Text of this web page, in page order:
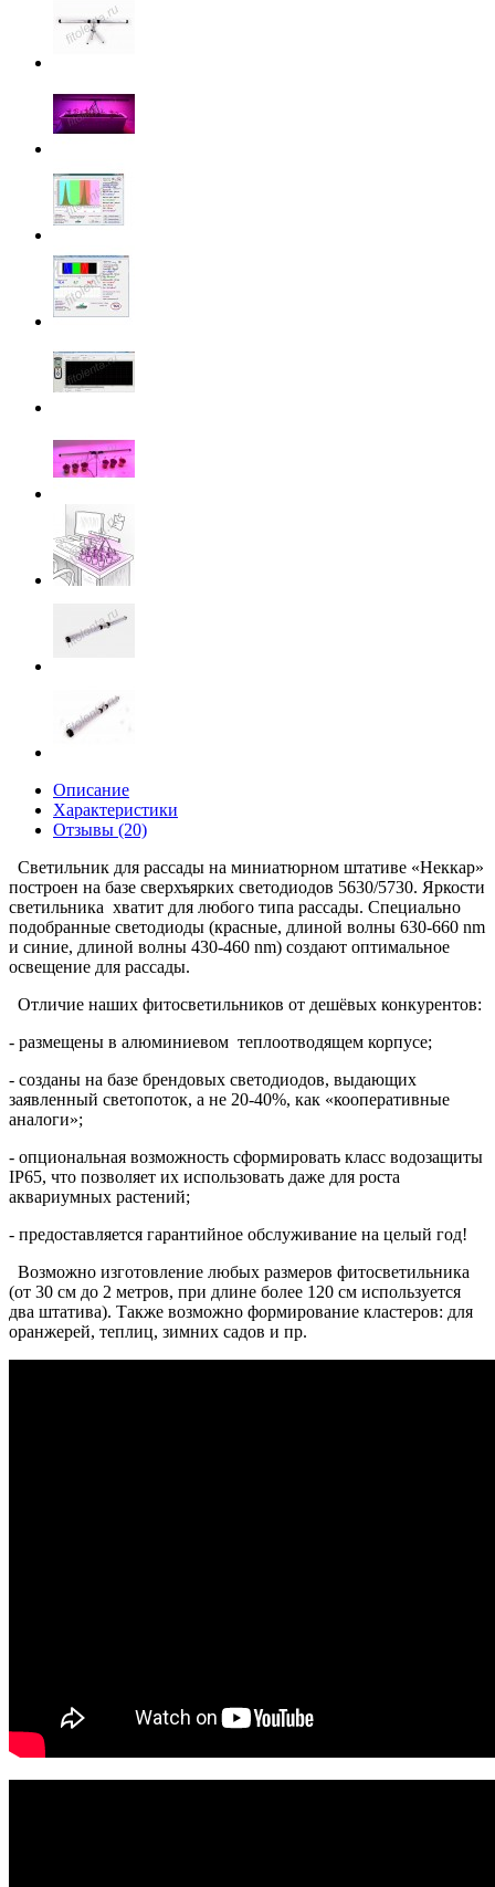
Описание
Характеристики
Отзывы (20)
Светильник для рассады на миниатюрном штативе «Неккар»
построен на базе сверхъярких светодиодов 5630/5730. Яркости
светильника хватит для любого типа рассады. Специально
подобранные светодиоды (красные, длиной волны 630-660 nm
и синие, длиной волны 430-460 nm) создают оптимальное
освещение для рассады.
Отличие наших фитосветильников от дешёвых конкурентов:
- размещены в алюминиевом теплоотводящем корпусе;
- созданы на базе брендовых светодиодов, выдающих
заявленный светопоток, а не 20-40%, как «кооперативные
аналоги»;
- опциональная возможность сформировать класс водозащиты
IP65, что позволяет их использовать даже для роста
аквариумных растений;
- предоставляется гарантийное обслуживание на целый год!
Возможно изготовление любых размеров фитосветильника
(от 30 см до 2 метров, при длине более 120 см используется
два штатива). Также возможно формирование кластеров: для
оранжерей, теплиц, зимних садов и пр.